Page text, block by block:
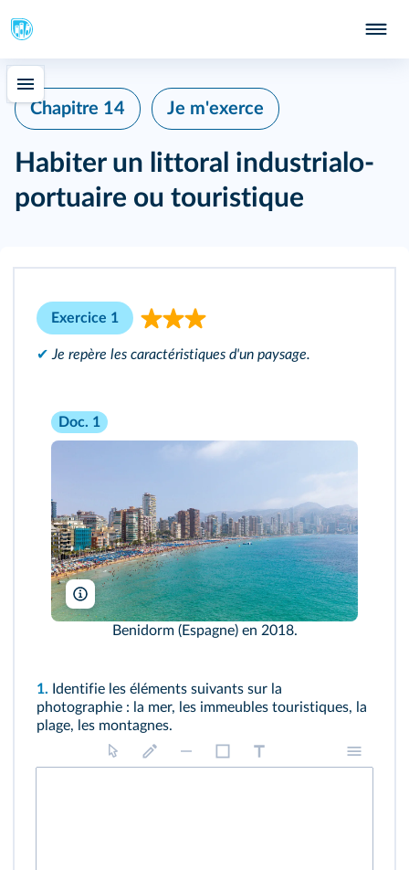
Chapitre 14 Je m'exerce
Habiter un littoral industrialo-
portuaire ou touristique
Exercice 1
✔ Je repère les caractéristiques d'un paysage.
Doc. 1
André Ph./Alamy
Benidorm (Espagne) en 2018.
1. Identifie les éléments suivants sur la
photographie : la mer, les immeubles touristiques, la
plage, les montagnes.